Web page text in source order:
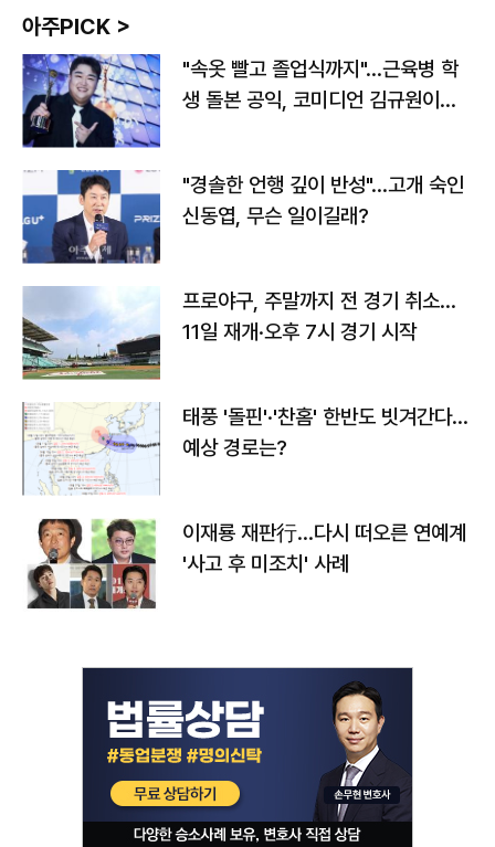
아주PICK >
"속옷 빨고 졸업식까지"…근육병 학
생 돌본 공익, 코미디언 김규원이었
"경솔한 언행 깊이 반성"…고개 숙인
신동엽, 무슨 일이길래?
프로야구, 주말까지 전 경기 취소…
11일 재개·오후 7시 경기 시작
태풍 '돌핀'·'찬홈' 한반도 빗겨간다…
예상 경로는?
이재룡 재판行…다시 떠오른 연예계
'사고 후 미조치' 사례